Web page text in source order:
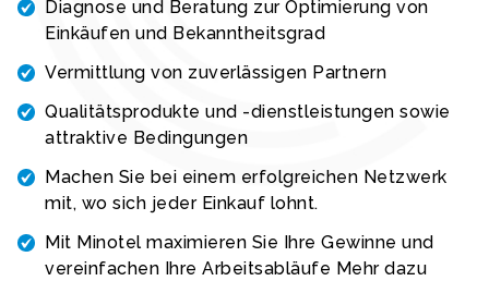
Diagnose und Beratung zur Optimierung von
Einkäufen und Bekanntheitsgrad
Vermittlung von zuverlässigen Partnern
Qualitätsprodukte und -dienstleistungen sowie
attraktive Bedingungen
Machen Sie bei einem erfolgreichen Netzwerk
mit, wo sich jeder Einkauf lohnt.
Mit Minotel maximieren Sie Ihre Gewinne und
vereinfachen Ihre Arbeitsabläufe Mehr dazu